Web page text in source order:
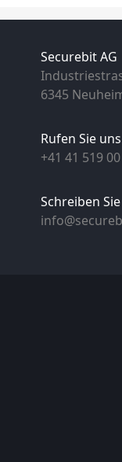
Securebit AG
6345
Rufen Sie
+41 41 519
Schreiben